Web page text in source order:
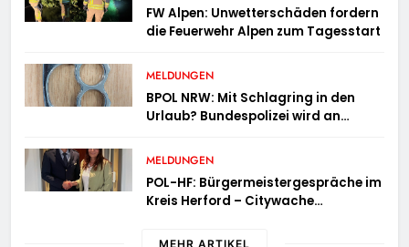
FW Alpen: Unwetterschäden fordern
die Feuerwehr Alpen zum Tagesstart
MELDUNGEN
BPOL NRW: Mit Schlagring in den
Urlaub? Bundespolizei wird an
MELDUNGEN
POL-HF: Bürgermeistergespräche im
Kreis Herford – Citywache
Zusammenarbeit in Herford
MEHR ARTIKEL